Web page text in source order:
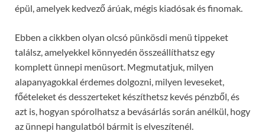
épül, amelyek kedvező árúak, mégis kiadósak és finomak.
Ebben a cikkben olyan olcsó pünkösdi menü tippeket
találsz, amelyekkel könnyedén összeállíthatsz egy
komplett ünnepi menüsort. Megmutatjuk, milyen
alapanyagokkal érdemes dolgozni, milyen leveseket,
főételeket és desszerteket készíthetsz kevés pénzből, és
azt is, hogyan spórolhatsz a bevásárlás során anélkül, hogy
az ünnepi hangulatból bármit is elveszítenél.